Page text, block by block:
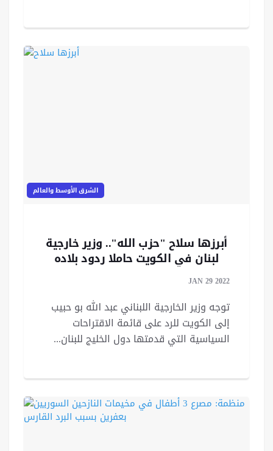
الشرق الأوسط والعالم
أبرزها سلاح "حزب الله".. وزير خارجية
لبنان في الكويت حاملا ردود بلاده
JAN 29 2022
توجه وزير الخارجية اللبناني عبد الله بو حبيب
إلى الكويت للرد على قائمة الاقتراحات
السياسية التي قدمتها دول الخليج للبنان...